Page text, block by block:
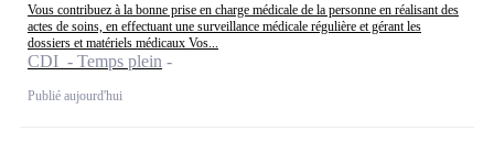
Vous contribuez à la bonne prise en charge médicale de la personne en réalisant des
actes de soins, en effectuant une surveillance médicale régulière et gérant les
dossiers et matériels médicaux Vos...
CDI - Temps plein
Publié aujourd'hui